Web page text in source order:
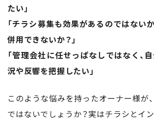
たい」
「チラシ募集も効果があるのではない
併用できないか？」
「管理会社に任せっぱなしではなく、
況や反響を把握したい」
このような悩みを持ったオーナー様が
ではないでしょうか？実はチラシとイ